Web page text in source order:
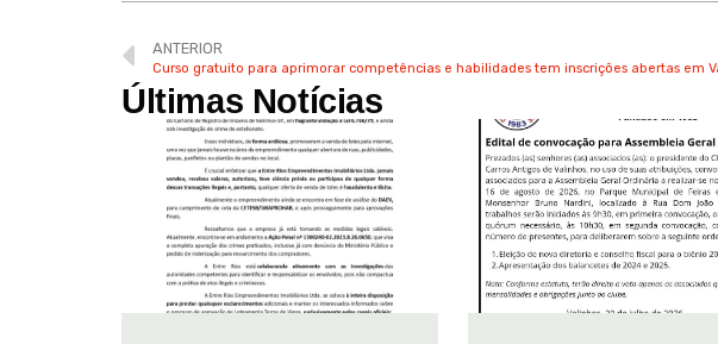
ANTERIOR
Curso gratuito para aprimorar competências e habilidades tem inscrições abertas em
Últimas Notícias